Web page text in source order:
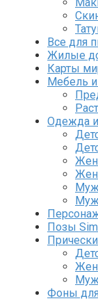
Все для
Жилые
Карты
Мебель
Одежда
Позы
Фоны